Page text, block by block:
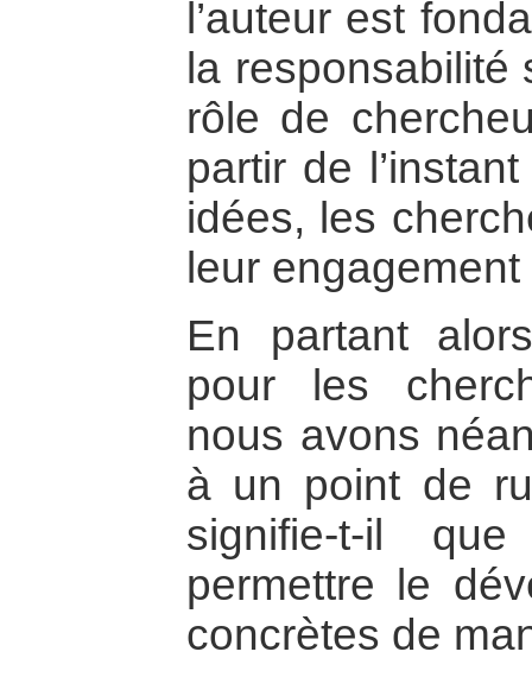
l’auteur est
la
rôle de
partir de
idées, les
leur
En partant
pour les
nous avons
à un point de
signifie-t-il
permettre le
concrètes de